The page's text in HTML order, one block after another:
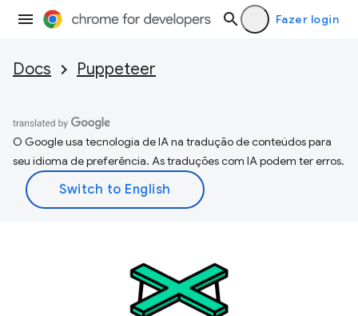
Fazer login
Docs Puppeteer
O Google usa tecnologia de IA na tradução de conteúdos para
seu idioma de preferência. As traduções com IA podem ter erros.